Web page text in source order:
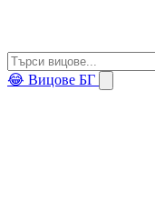
😂 Вицове БГ